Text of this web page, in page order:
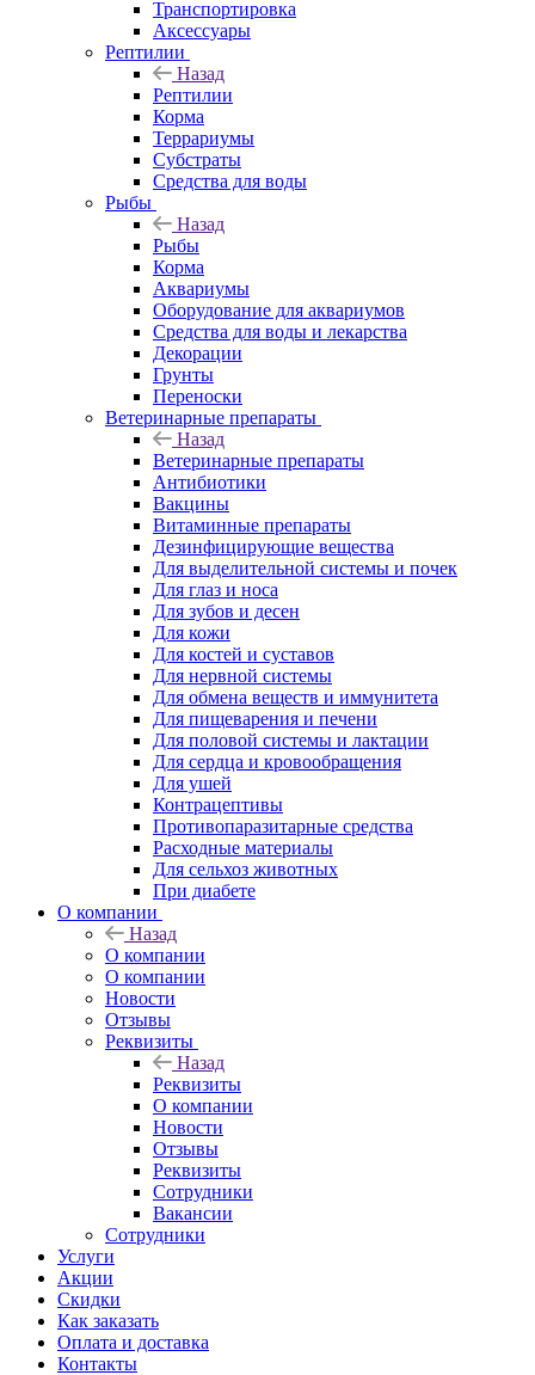
Транспортировка
Аксессуары
Рептилии
Назад
Рептилии
Корма
Террариумы
Субстраты
Средства для воды
Рыбы
Назад
Рыбы
Корма
Аквариумы
Оборудование для аквариумов
Средства для воды и лекарства
Декорации
Грунты
Переноски
Ветеринарные препараты
Назад
Ветеринарные препараты
Антибиотики
Вакцины
Витаминные препараты
Дезинфицирующие вещества
Для выделительной системы и почек
Для глаз и носа
Для зубов и десен
Для кожи
Для костей и суставов
Для нервной системы
Для обмена веществ и иммунитета
Для пищеварения и печени
Для половой системы и лактации
Для сердца и кровообращения
Для ушей
Контрацептивы
Противопаразитарные средства
Расходные материалы
Для сельхоз животных
При диабете
О компании
Назад
О компании
О компании
Новости
Отзывы
Реквизиты
Назад
Реквизиты
О компании
Новости
Отзывы
Реквизиты
Сотрудники
Вакансии
Сотрудники
Услуги
Акции
Скидки
Как заказать
Оплата и доставка
Контакты